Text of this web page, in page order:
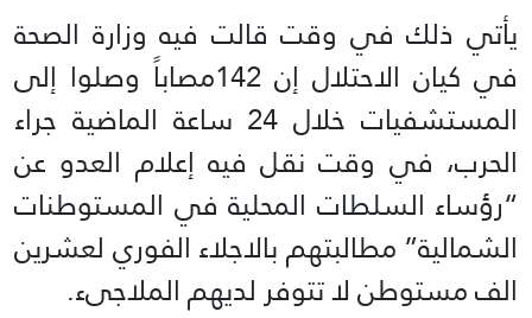
يأتي ذلك في وقت قالت فيه وزارة الصحة
في كيان الاحتلال إن 142مصاباً وصلوا إلى
المستشفيات خلال 24 ساعة الماضية جراء
الحرب، في وقت نقل فيه إعلام العدو عن
“رؤساء السلطات المحلية في المستوطنات
الشمالية” مطالبتهم بالاجلاء الفوري لعشرين
الف مستوطن لا تتوفر لديهم الملاجىء.